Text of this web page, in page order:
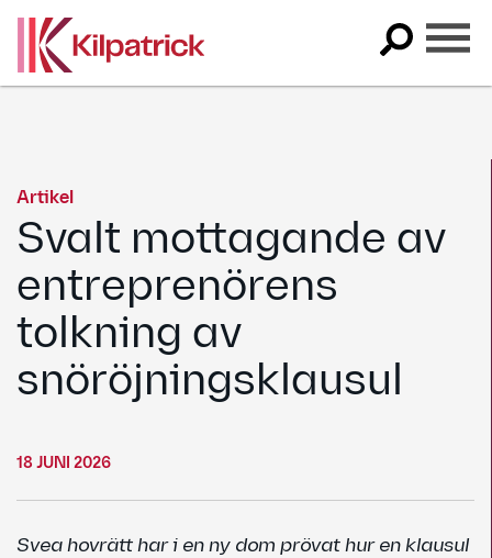
content
Artikel
Svalt mottagande av
entreprenörens
tolkning av
snöröjningsklausul
18 JUNI 2026
Svea hovrätt har i en ny dom prövat hur en klausul